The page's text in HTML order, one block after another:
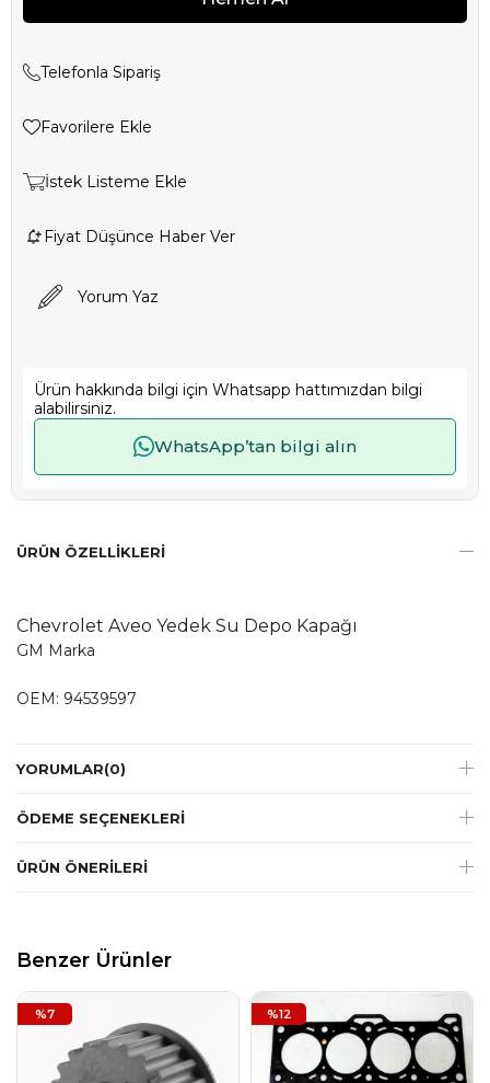
Telefonla Sipariş
Favorilere Ekle
İstek Listeme Ekle
Fiyat Düşünce Haber Ver
Yorum Yaz
Ürün hakkında bilgi için Whatsapp hattımızdan bilgi
alabilirsiniz.
WhatsApp’tan bilgi alın
ÜRÜN ÖZELLIKLERI
Chevrolet Aveo Yedek Su Depo Kapağı
GM Marka
OEM: 94539597
YORUMLAR(0)
ÖDEME SEÇENEKLERI
ÜRÜN ÖNERILERI
Benzer Ürünler
%7 %12